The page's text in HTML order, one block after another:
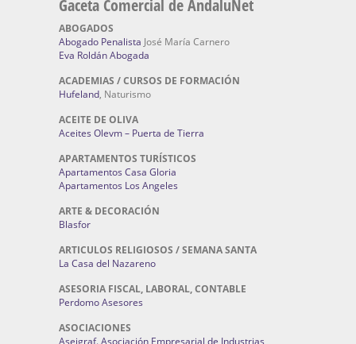
Gaceta Comercial de AndaluNet
ABOGADOS
Abogado Penalista José María Carnero
Eva Roldán Abogada
ACADEMIAS / CURSOS DE FORMACIÓN
Hufeland, Naturismo
ACEITE DE OLIVA
Aceites Olevm – Puerta de Tierra
APARTAMENTOS TURÍSTICOS
Apartamentos Casa Gloria
Apartamentos Los Angeles
ARTE & DECORACIÓN
Blasfor
ARTICULOS RELIGIOSOS / SEMANA SANTA
La Casa del Nazareno
ASESORIA FISCAL, LABORAL, CONTABLE
Perdomo Asesores
ASOCIACIONES
Aseigraf. Asociación Empresarial de Industrias